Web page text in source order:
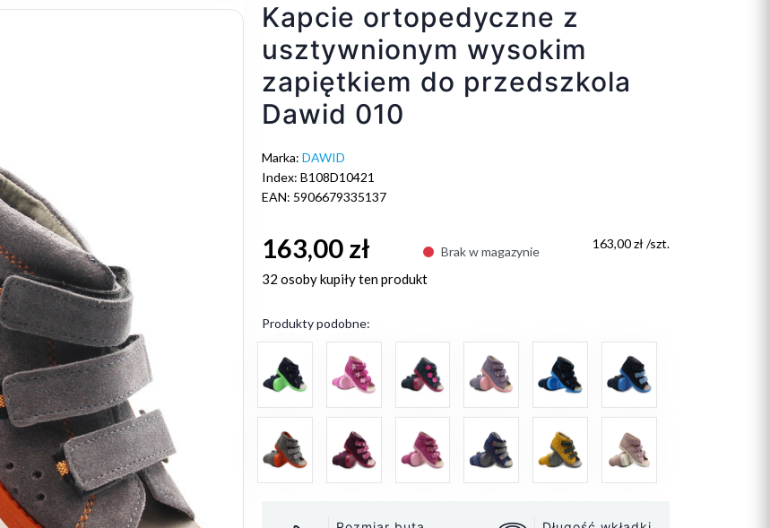
Kapcie ortopedyczne z
usztywnionym wysokim
zapiętkiem do przedszkola
Dawid 010
Marka: DAWID
Index: B108D10421
EAN: 5906679335137
163,00 zł Brak w magazynie
163,00 zł /szt.
32 osobykupiły ten produkt
Produkty podobne: